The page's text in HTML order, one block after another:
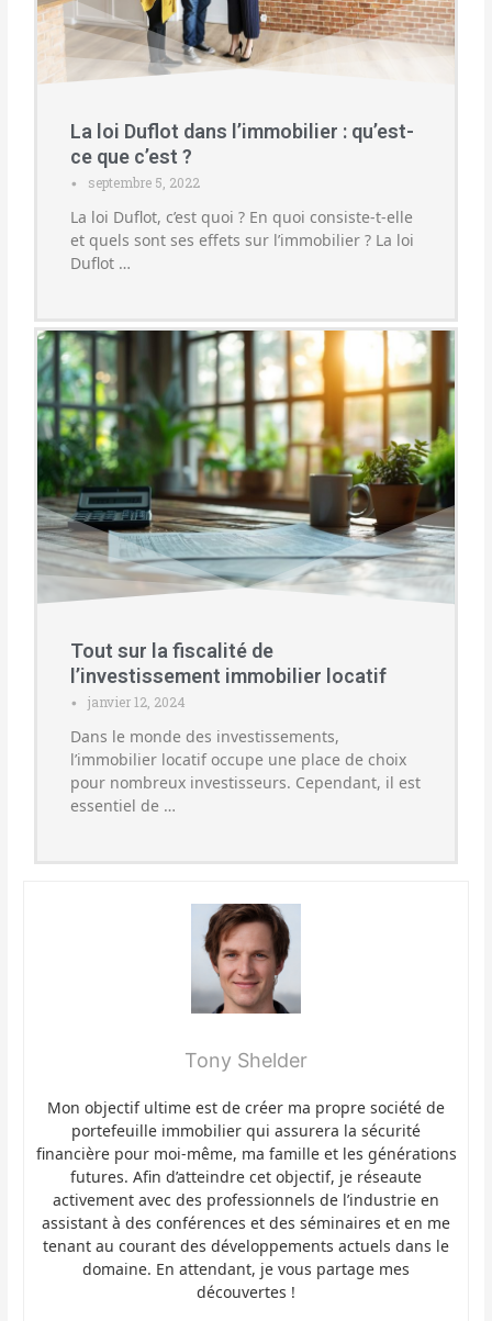
La loi Duflot dans l’immobilier : qu’est-
ce que c’est ?
• septembre 5, 2022
La loi Duflot, c’est quoi ? En quoi consiste-t-elle
et quels sont ses effets sur l’immobilier ? La loi
Duflot …
Tout sur la fiscalité de
l’investissement immobilier locatif
• janvier 12, 2024
Dans le monde des investissements,
l’immobilier locatif occupe une place de choix
pour nombreux investisseurs. Cependant, il est
essentiel de …
Tony Shelder
Mon objectif ultime est de créer ma propre société de
portefeuille immobilier qui assurera la sécurité
financière pour moi-même, ma famille et les générations
futures. Afin d’atteindre cet objectif, je réseaute
activement avec des professionnels de l’industrie en
assistant à des conférences et des séminaires et en me
tenant au courant des développements actuels dans le
domaine. En attendant, je vous partage mes
découvertes !